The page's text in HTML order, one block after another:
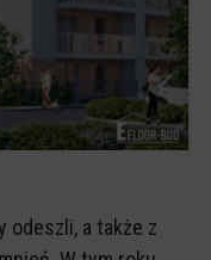
odeszli, a także z